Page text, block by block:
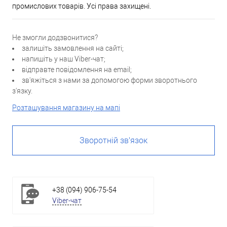
промислових товарів. Усі права захищені.
Не змогли додзвонитися?
залишіть замовлення на сайті;
напишіть у наш Viber-чат;
відправте повідомлення на email;
зв'яжіться з нами за допомогою форми зворотнього
з'язку.
Розташування магазину на мапі
Зворотній зв'язок
+38 (094) 906-75-54
Viber-чат